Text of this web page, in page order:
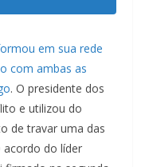
em sua rede
com ambas as
. O presidente dos
e utilizou do
de travar uma das
acordo do líder